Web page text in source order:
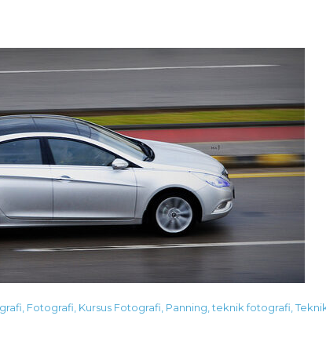
, Fotografi, Kursus Fotografi, Panning,teknik fotografi,